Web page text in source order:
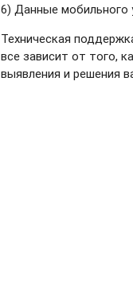
6) Данные мобильного
Техническая
все зависит от того,
выявления и решения